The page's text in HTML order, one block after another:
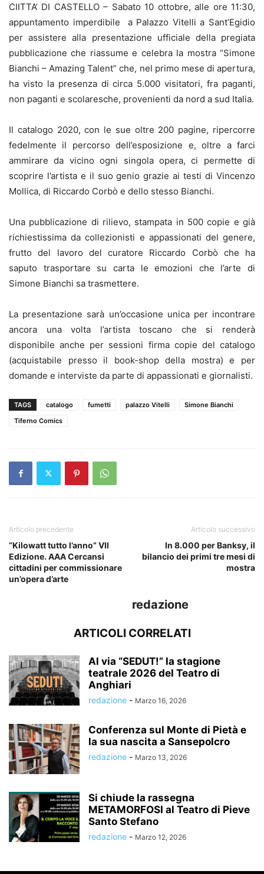
CIITTA’ DI CASTELLO – Sabato 10 ottobre, alle ore 11:30,
appuntamento imperdibile a Palazzo Vitelli a Sant’Egidio
per assistere alla presentazione ufficiale della pregiata
pubblicazione che riassume e celebra la mostra “Simone
Bianchi – Amazing Talent” che, nel primo mese di apertura,
ha visto la presenza dicirca 5.000 visitatori, fra paganti,
non paganti e scolaresche, provenienti da nord a sud Italia.
Il catalogo 2020, con le sue oltre 200 pagine, ripercorre
fedelmente il percorso dell’esposizione e, oltre a farci
ammirare da vicino ogni singola opera, ci permette di
scoprire l’artista e il suo genio grazie ai testi di Vincenzo
Mollica, di Riccardo Corbò e dello stesso Bianchi.
Una pubblicazione di rilievo, stampata in 500 copie e già
richiestissima da collezionisti e appassionati del genere,
frutto del lavoro del curatore Riccardo Corbò che ha
saputo trasportare su carta le emozioni che l’arte di
Simone Bianchi sa trasmettere.
La presentazione sarà un’occasione unica per incontrare
ancora una volta l’artista toscano che si renderà
disponibile anche per sessioni firma copie del catalogo
(acquistabile presso il book-shop della mostra) e per
domande e interviste da parte di appassionati e giornalisti.
TAGS catalogo fumetti palazzo Vitelli
Simone Bianchi
Tiferno Comics
Articolo precedente
“Kilowatt tutto l’anno” VII
Edizione. AAA Cercansi
cittadini per commissionare
un’opera d’arte
Articolo successivo
In 8.000 per Banksy, il
bilancio dei primi tre mesi di
mostra
redazione
ARTICOLI CORRELATI
Al via “SEDUT!” la stagione
teatrale 2026 del Teatro di
Anghiari
redazione - Marzo 16, 2026
Conferenza sul Monte di Pietà e
la sua nascita a Sansepolcro
redazione - Marzo 13, 2026
Si chiude la rassegna
METAMORFOSI al Teatro di Pieve
Santo Stefano
redazione - Marzo 12, 2026